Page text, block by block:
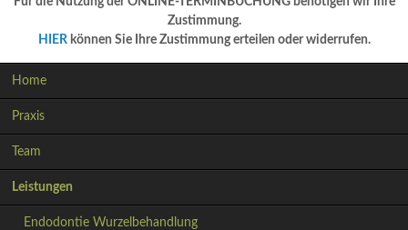
Zustimmung.
HIERkönnen Sie Ihre Zustimmung erteilen oder widerrufen.
Navigation
Home
Praxis
Team
Leistungen
Endodontie Wurzelbehandlung